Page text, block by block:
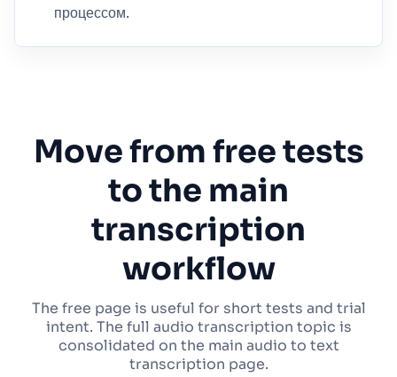
процессом.
Move from free tests
to the main
transcription
workflow
The free page is useful for short tests and trial
intent. The full audio transcription topic is
consolidated on the main audio to text
transcription page.